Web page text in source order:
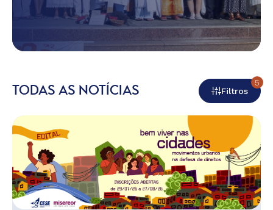
TODAS AS NOTÍCIAS Filtros
5